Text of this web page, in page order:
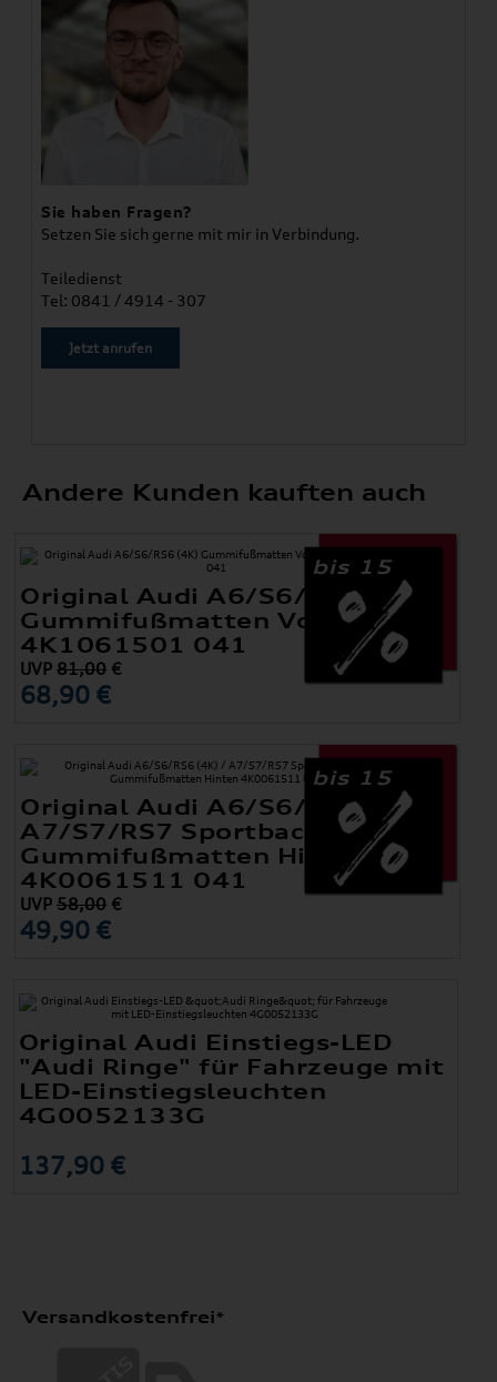
Sie haben Fragen?
Setzen Sie sich gerne mit mir in Verbindung.
Teiledienst
Tel: 0841 / 4914 - 307
Jetzt anrufen
Andere Kunden kauften auch
bis 15
Original Audi A6/S6/RS6 (4K)
Gummifußmatten Vorne
4K1061501 041
UVP81,00 €
68,90 €
bis 15
Original Audi A6/S6/RS6 (4K) /
A7/S7/RS7 Sportback (4K)
Gummifußmatten Hinten
4K0061511 041
UVP58,00 €
49,90 €
Original Audi Einstiegs-LED
"Audi Ringe" für Fahrzeuge mit
LED-Einstiegsleuchten
4G0052133G
137,90 €
Versandkostenfrei*